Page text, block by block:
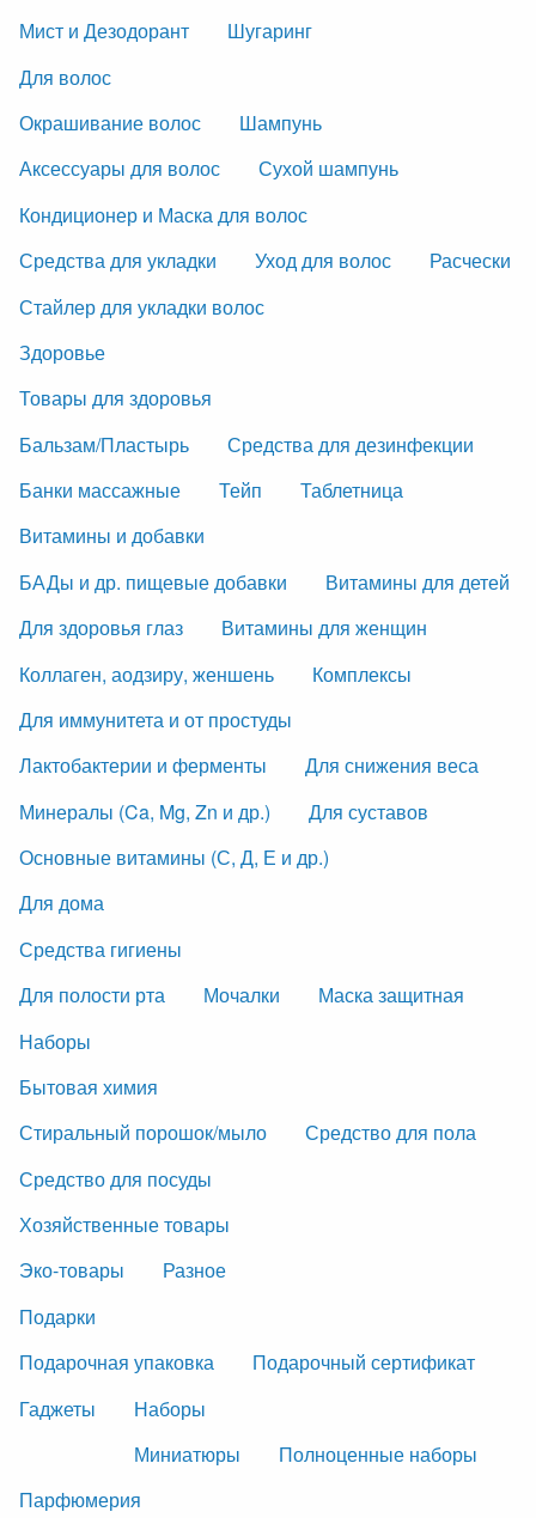
Мист и Дезодорант
Шугаринг
Для волос
Окрашивание волос
Шампунь
Аксессуары для волос
Сухой шампунь
Кондиционер и Маска для волос
Средства для укладки
Уход для волос
Расчески
Стайлер для укладки волос
Здоровье
Товары для здоровья
Бальзам/Пластырь
Средства для дезинфекции
Банки массажные
Тейп
Таблетница
Витамины и добавки
БАДы и др. пищевые добавки
Витамины для детей
Для здоровья глаз
Витамины для женщин
Коллаген, аодзиру, женшень
Комплексы
Для иммунитета и от простуды
Лактобактерии и ферменты
Для снижения веса
Минералы (Ca, Mg, Zn и др.)
Для суставов
Основные витамины (С, Д, Е и др.)
Для дома
Средства гигиены
Для полости рта
Мочалки
Маска защитная
Наборы
Бытовая химия
Стиральный порошок/мыло
Средство для пола
Средство для посуды
Хозяйственные товары
Эко-товары
Разное
Подарки
Подарочная упаковка
Подарочный сертификат
Гаджеты
Наборы
Миниатюры
Полноценные наборы
Парфюмерия